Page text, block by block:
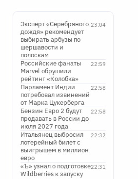
23:04
Эксперт «Серебряного
дождя» рекомендует
выбирать арбузы по
шершавости и
полоскам
22:59
Российские фанаты
Marvel обрушили
рейтинг «Колобка»
22:58
Парламент Индии
потребовал извинений
от Марка Цукерберга
22:58
Бензин Евро 2 будут
продавать в России до
июля 2027 года
22:32
Итальянец выбросил
лотерейный билет с
выигрышем в миллион
евро
22:31
«Ъ» узнал о подготовке
Wildberries к запуску